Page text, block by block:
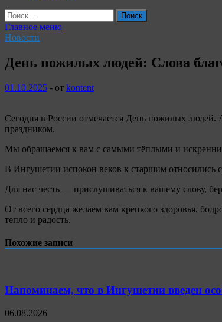
Найти:
Главное меню
Новости
День пожилых людей: Слова
01.10.2025 - от kontent
Сегодня в России отмечается День пожилых людей.
праздником.
Мы обращаемся к вам с самыми тёплыми и
В Ингушетии испокон веков к старшим относились
Для нас честь — прислушиваться к вашему слову,
От всего сердца желаем вам крепкого здоровья,
тепло и радость.
Похожие записи
Напоминаем, что в Ингушетии введен
06.08.2026